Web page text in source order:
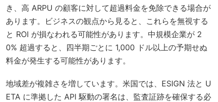
き、高 ARPU の顧客に対して超過料金を免除できる場合が
あります。ビジネスの観点から見ると、これらを無視する
と ROI が損なわれる可能性があります。中規模企業が 2
0% 超過すると、四半期ごとに 1,000 ドル以上の予期せぬ
料金が発生する可能性があります。
地域差が複雑さを増しています。米国では、ESIGN 法と U
ETA に準拠した API 駆動の署名は、監査証跡を確保する必